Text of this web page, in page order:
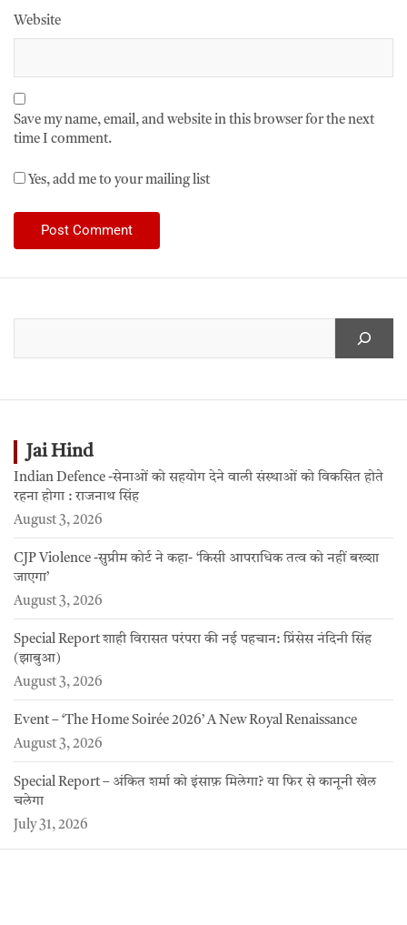
Website
Save my name, email, and website in this browser for the next
time I comment.
Yes, add me to your mailing list
Jai Hind
Indian Defence -सेनाओं को सहयोग देने वाली संस्थाओं को विकसित होते
रहना होगा : राजनाथ सिंह
August 3, 2026
CJP Violence -सुप्रीम कोर्ट ने कहा- ‘किसी आपराधिक तत्व को नहीं बख्शा
जाएगा’
August 3, 2026
Special Report शाही विरासत परंपरा की नई पहचान: प्रिंसेस नंदिनी सिंह
(झाबुआ)
August 3, 2026
Event – ‘The Home Soirée 2026’ A New Royal Renaissance
August 3, 2026
Special Report – अंकित शर्मा को इंसाफ़ मिलेगा? या फिर से कानूनी खेल
चलेगा
July 31, 2026